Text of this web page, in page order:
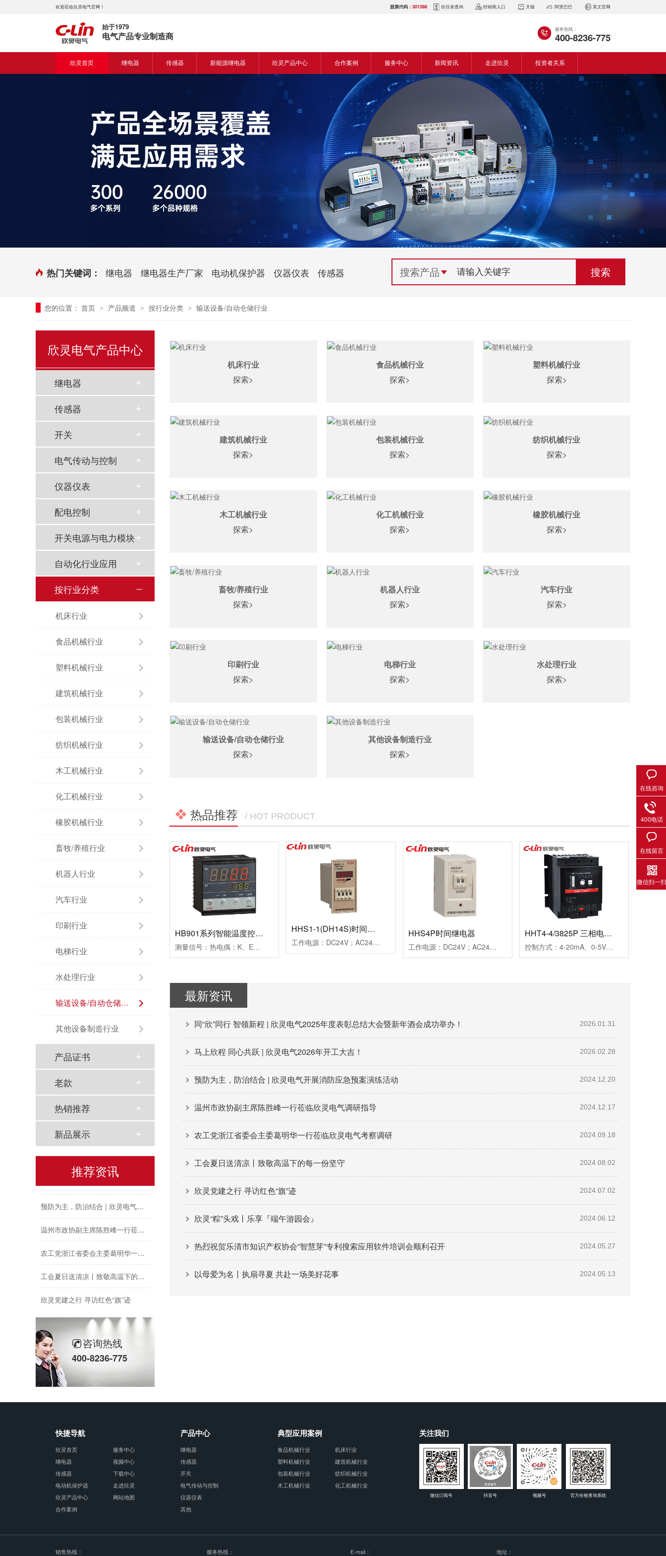
价目表查询 经销商入口 天猫 阿里巴巴 英文官网
欢迎莅临欣灵电气官网！ 股票代码：301388
始于1979
电气产品专业制造商
服务热线：
400-8236-775
欣灵首页 继电器
固体继电器
计数继电器
电磁继电器及插座
新能源继电器
传感器
光电开关
编码器
热电阻
新能源继电器
新能源直流继电器
欣灵产品中心
传感器
开关
合作案例
食品机械行业
机床行业
塑料机械行业
建筑机械行业
包装机械行业
纺织机械行业
服务中心
营销网络
电商平台
下载中心
视频中心
电气百科
常见问题
技术支持
新闻资讯
展会资讯
电气百科
常见问答
走进欣灵
企业简介
董事长致词
企业风采
专利证书
生产设备
荣誉资质
组织机构
联系欣灵
投资者关系
热门关键词： 继电器 继电器生产厂家 电动机保护器 仪器仪表 传感器
您的位置： 首页 > 产品频道 > 按行业分类 > 输送设备/自动仓储行业
机床行业
探索>
食品机械行业
探索>
塑料机械行业
探索>
建筑机械行业
探索>
包装机械行业
探索>
纺织机械行业
探索>
木工机械行业
探索>
化工机械行业
探索>
橡胶机械行业
探索>
畜牧/养殖行业
探索>
机器人行业
探索>
汽车行业
探索>
印刷行业
探索>
电梯行业
探索>
水处理行业
探索>
输送设备/自动仓储行业
探索>
其他设备制造行业
探索>
热品推荐 / HOT PRODUCT
HB901系列智能温度控制仪
测量信号：热电偶：K、E、J；热电阻：Pt100、Cu50控制方式：二位式继电器通断控制PID调节继电器通断控制；PID调节驱动SSR电压控制报警方式：一组报警继电器触点输出二组报警继电器触点输出工作电源：AC100~240V外形尺寸：96×96×78mm开孔尺寸：92×92mm附加功能：通讯功能、变送功能典型应用：用于挤塑机、回流焊机、鞋机等控温场合备注：多种传感器输入用户任意设定
HHS1-1(DH14S)时间继电器
工作电源：DC24V；AC24V、AC220V、AC380V延时范围：0.01s~99h99m时分秒设置重复误差：≤1%工作模式：通电延时计时方式：正计时，数码管显示触点形式：两组延时带复位暂停功能触点容量：3AAC250V(阻性)外形尺寸：52×104×114mm开孔尺寸：45×77mm安装方式：面板式
HHS4P时间继电器
工作电源：DC24V；AC24V、AC220V、AC380V延时范围：0.99s、9.9s、99s、9.9m、99m、99h99.9s、999s、99.9m、999m、999h重复误差：≤1%工作模式：通电延时触点形式：两组延时触点触点容量：3AAC250V(阻性)外形尺寸：45×82×90mm开孔尺寸：56-2×Φ4.5mm安装方式：装置式或35mm导轨式
HHT4-4/3825P 三相电力调整器
控制方式：4-20mA、0-5V、0-10V三种方式可选输出方式：相位输出，移相范围0-150°负载电压：三相440VAC（三相三线）负载电流：25A保护功能：快速熔断器报警功能：断相、超温，继电器输出(1A/250VAC)介质耐压：≥2000VAC显示功能：LED面板显示SCR输出百分比及工作状态指示安装方式：螺栓安装使用负载：定阻抗电热丝、IR远红外线、UV灯管等外型尺寸：150×130×175mm安装尺寸：80×116mm(4-M5)冷却方式：自然冷却
最新资讯
同“欣”同行 智领新程 | 欣灵电气2025年度表彰总结大会暨新年酒会成功举办！ 2026.01.31
马上欣程 同心共跃 | 欣灵电气2026年开工大吉！ 2026.02.28
预防为主，防治结合 | 欣灵电气开展消防应急预案演练活动 2024.12.20
温州市政协副主席陈胜峰一行莅临欣灵电气调研指导 2024.12.17
农工党浙江省委会主委葛明华一行莅临欣灵电气考察调研 2024.09.18
工会夏日送清凉丨致敬高温下的每一份坚守 2024.08.02
欣灵党建之行 寻访红色“旗”迹 2024.07.02
欣灵“粽”头戏丨乐享『端午游园会』 2024.06.12
热烈祝贺乐清市知识产权协会“智慧芽”专利搜索应用软件培训会顺利召开 2024.05.27
以母爱为名丨执扇寻夏 共赴一场美好花事 2024.05.13
欣灵电气产品中心
继电器
传感器
开关
电气传动与控制
仪器仪表
配电控制
开关电源与电力模块
自动化行业应用
按行业分类
机床行业
食品机械行业
塑料机械行业
建筑机械行业
包装机械行业
纺织机械行业
木工机械行业
化工机械行业
橡胶机械行业
畜牧/养殖行业
机器人行业
汽车行业
印刷行业
电梯行业
水处理行业
输送设备/自动仓储行业
其他设备制造行业
产品证书
老款
热销推荐
新品展示
推荐资讯
同“欣”同行 智领新程 | 欣灵电气2025年度表彰总结大会暨新年酒会成功举办！
欣灵党建之行 寻访红色“旗”迹
欣灵“粽”头戏丨乐享『端午游园会』
同“欣”同行 智领新程 | 欣灵电气2025年度表彰总结大会暨新年酒会成功举办！
咨询热线
400-8236-775
快捷导航
欣灵首页
服务中心
继电器
视频中心
传感器
下载中心
电动机保护器
走进欣灵
欣灵产品中心
网站地图
合作案例
产品中心
继电器
传感器
开关
电气传动与控制
仪器仪表
其他
典型应用案例
食品机械行业
机床行业
塑料机械行业
建筑机械行业
包装机械行业
纺织机械行业
木工机械行业
化工机械行业
关注我们
微信订阅号 抖音号 视频号 官方价格查询系统
销售热线： 服务热线： E-mail： 地址：
在线咨询
400电话
在线留言
微信扫一扫